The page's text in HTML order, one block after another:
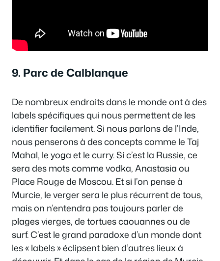
9. Parc de Calblanque
De nombreux endroits dans le monde ont à des
labels spécifiques qui nous permettent de les
identifier facilement. Si nous parlons de l’Inde,
nous penserons à des concepts comme le Taj
Mahal, le yoga et le curry. Si c’est la Russie, ce
sera des mots comme vodka, Anastasia ou
Place Rouge de Moscou. Et si l’on pense à
Murcie, le verger sera le plus récurrent de tous,
mais on n’entendra pas toujours parler de
plages vierges, de tortues caouannes ou de
surf. C’est le grand paradoxe d’un monde dont
les « labels » éclipsent bien d’autres lieux à